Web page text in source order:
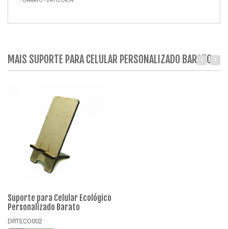
MAIS SUPORTE PARA CELULAR PERSONALIZADO BARATO
Suporte para Celular Ecológico
Personalizado Barato
DRTECO002